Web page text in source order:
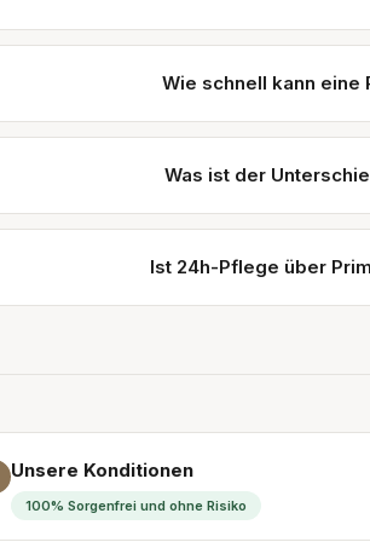
Wie schnell kann eine
Was ist der
Ist 24h-Pflege über
Unsere Konditionen
100% Sorgenfrei und ohne Risiko